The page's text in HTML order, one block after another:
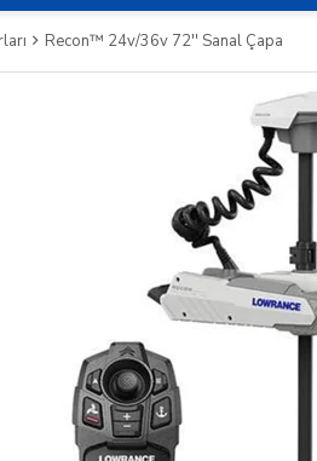
Recon™ 24v/36v 72'' Sanal Çapa